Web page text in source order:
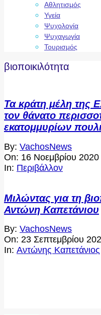
Αθλητισμός
Υγεία
Ψυχολογία
Ψυχαγωγία
Τουρισμός
βιοποικιλότητα
Τα κράτη μέλη της
τον θάνατο
εκατομμυρίων
2020-
11-
16
By: VachosNews
On: 16 Νοεμβρίου 2020
In: Περιβάλλον
Μιλώντας για τη
Αντώνη Καπετάνιου
2020-
09-
23
By: VachosNews
On: 23 Σεπτεμβρίου
In: Αντώνης Καπετάνιος